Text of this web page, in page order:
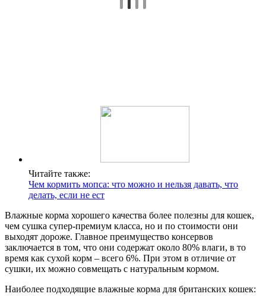
Читайте также:
Чем кормить мопса: что можно и нельзя давать, что
делать, если не ест
Влажные корма хорошего качества более полезны для кошек,
чем сушка супер-премиум класса, но и по стоимости они
выходят дороже. Главное преимущество консервов
заключается в том, что они содержат около 80% влаги, в то
время как сухой корм – всего 6%. При этом в отличие от
сушки, их можно совмещать с натуральным кормом.
Наиболее подходящие влажные корма для британских кошек: